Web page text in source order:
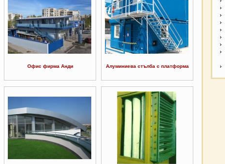
Офис фирма Анди Алуминиева стълба с платформа